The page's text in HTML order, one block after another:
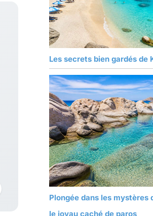
Les secrets bien gardés de
Plongée dans les mystères
le joyau caché de paros